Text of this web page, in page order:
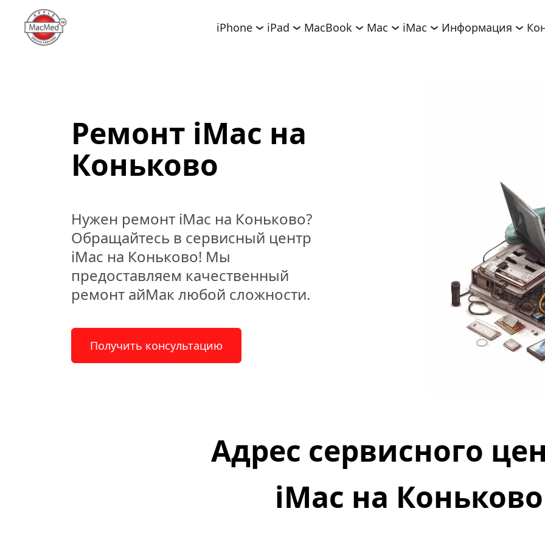
iPhone iPad MacBook Mac iMac Информация
Ремонт iMac на
Коньково
Нужен ремонт iMac на Коньково?
Обращайтесь в сервисный центр
iMac на Коньково! Мы
предоставляем качественный
ремонт айМак любой сложности.
Получить консультацию
Адрес сервисного
iMac на Коньково